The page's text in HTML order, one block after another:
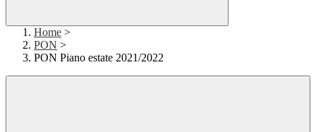
Home >
PON >
PON Piano estate 2021/2022